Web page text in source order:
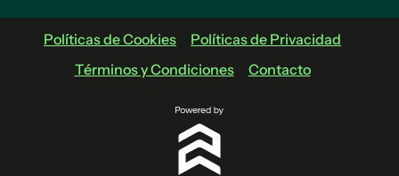
Políticas de Cookies
Políticas de Privacidad
Términos y Condiciones
Contacto